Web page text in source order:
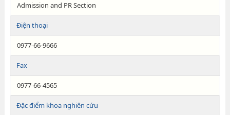
Admission and PR Section
Điện thoại
0977-66-9666
Fax
0977-66-4565
Đặc điểm khoa nghiên cứu